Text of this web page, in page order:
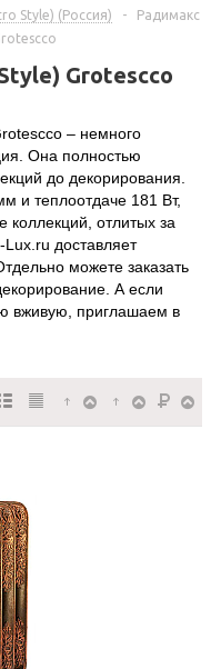
Style) (Россия)
-
Радимакс
Grotescco
– немного
Она полностью
до декорирования.
и теплоотдаче 181 Вт,
коллекций, отлитых за
доставляет
можете заказать
А если
вживую, приглашаем в